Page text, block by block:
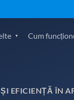
Cum
EFICIENȚĂ ÎN